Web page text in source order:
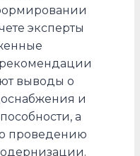
эксперты
выводы о
и
а
проведению